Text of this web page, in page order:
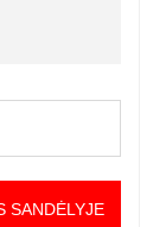
SANDĖLYJE